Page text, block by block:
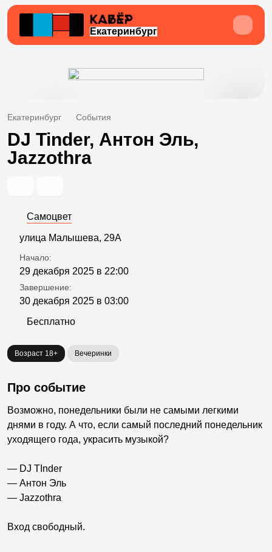
Екатеринбург
Екатеринбург События
DJ Tinder, Антон Эль,
Jazzothra
Самоцвет
улица Малышева, 29А
Начало:
29 декабря 2025 в 22:00
Завершение:
30 декабря 2025 в 03:00
Бесплатно
Возраст 18+ Вечеринки
Про событие
Возможно, понедельники были не самыми легкими
днями в году. А что, если самый последний понедельник
уходящего года, украсить музыкой?
— DJ TInder
— Антон Эль
— Jazzothra
Вход свободный.